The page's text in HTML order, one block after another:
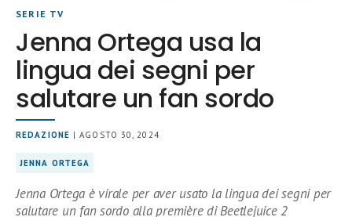
SERIE TV
Jenna Ortega usa la
lingua dei segni per
salutare un fan sordo
REDAZIONE | AGOSTO 30, 2024
JENNA ORTEGA
Jenna Ortega è virale per aver usato la lingua dei segni per
salutare un fan sordo alla première di Beetlejuice 2